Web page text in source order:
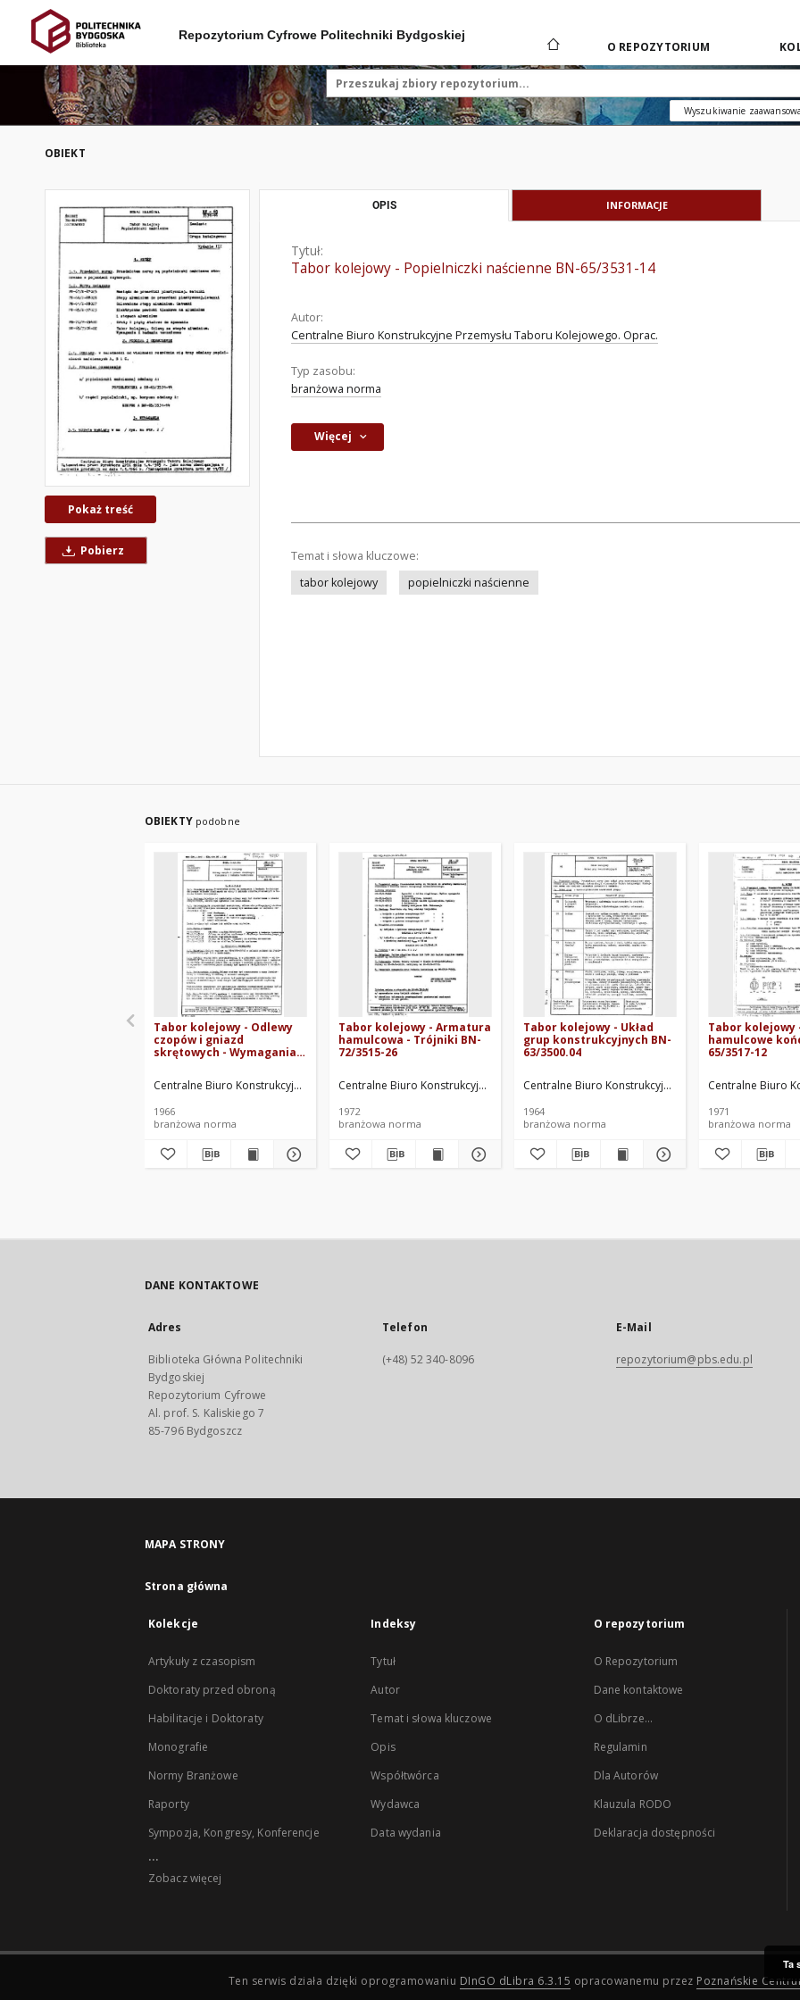
Repozytorium Cyfrowe Politechniki Bydgoskiej
O REPOZYTORIUM
Wyszukiwanie
OBIEKT
Pokaż treść
Pobierz
OPIS INFORMACJE
Tytuł:
Tabor kolejowy - Popielniczki naścienne BN-65/3531-14
Autor:
Centralne Biuro Konstrukcyjne Przemysłu Taboru Kolejowego. Oprac.
Typ zasobu:
branżowa norma
Więcej
Temat i słowa kluczowe:
tabor kolejowy
popielniczki naścienne
OBIEKTY podobne
Tabor kolejowy - Odlewy
czopów i gniazd
skrętowych - Wymagania i
66/3508-03
Centralne Biuro Konstrukcyjne Przemysłu Taboru Kolejowego. Oprac.
1966
branżowa norma
Tabor kolejowy - Armatura
hamulcowa - Trójniki BN-
72/3515-26
Centralne Biuro Konstrukcyjne Przemysłu Taboru Kolejowego. Oprac.
1972
branżowa norma
Tabor kolejowy - Układ
grup konstrukcyjnych BN-
63/3500.04
Centralne Biuro Konstrukcyjne Przemysłu Taboru
1964
branżowa norma
Tabor kolejowy
hamulcowe
65/3517-12
Centralne Biuro
1971
branżowa norma
DANE KONTAKTOWE
Adres
Biblioteka Główna Politechniki
Bydgoskiej
Repozytorium Cyfrowe
Al. prof. S. Kaliskiego 7
85-796 Bydgoszcz
Telefon
(+48) 52 340-8096
E-Mail
repozytorium@pbs.edu.pl
MAPA STRONY
Strona główna
Kolekcje
Artykuły z czasopism
Doktoraty przed obroną
Habilitacje i Doktoraty
Monografie
Normy Branżowe
Raporty
Sympozja, Kongresy, Konferencje
...
Zobacz więcej
Indeksy
Tytuł
Autor
Temat i słowa kluczowe
Opis
Współtwórca
Wydawca
Data wydania
O repozytorium
O Repozytorium
Dane kontaktowe
O dLibrze...
Regulamin
Dla Autorów
Klauzula RODO
Deklaracja dostępności
Ten serwis działa dzięki oprogramowaniu DInGO dLibra 6.3.15 opracowanemu przez Poznańskie
Ta